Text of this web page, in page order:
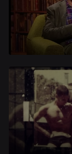
467204